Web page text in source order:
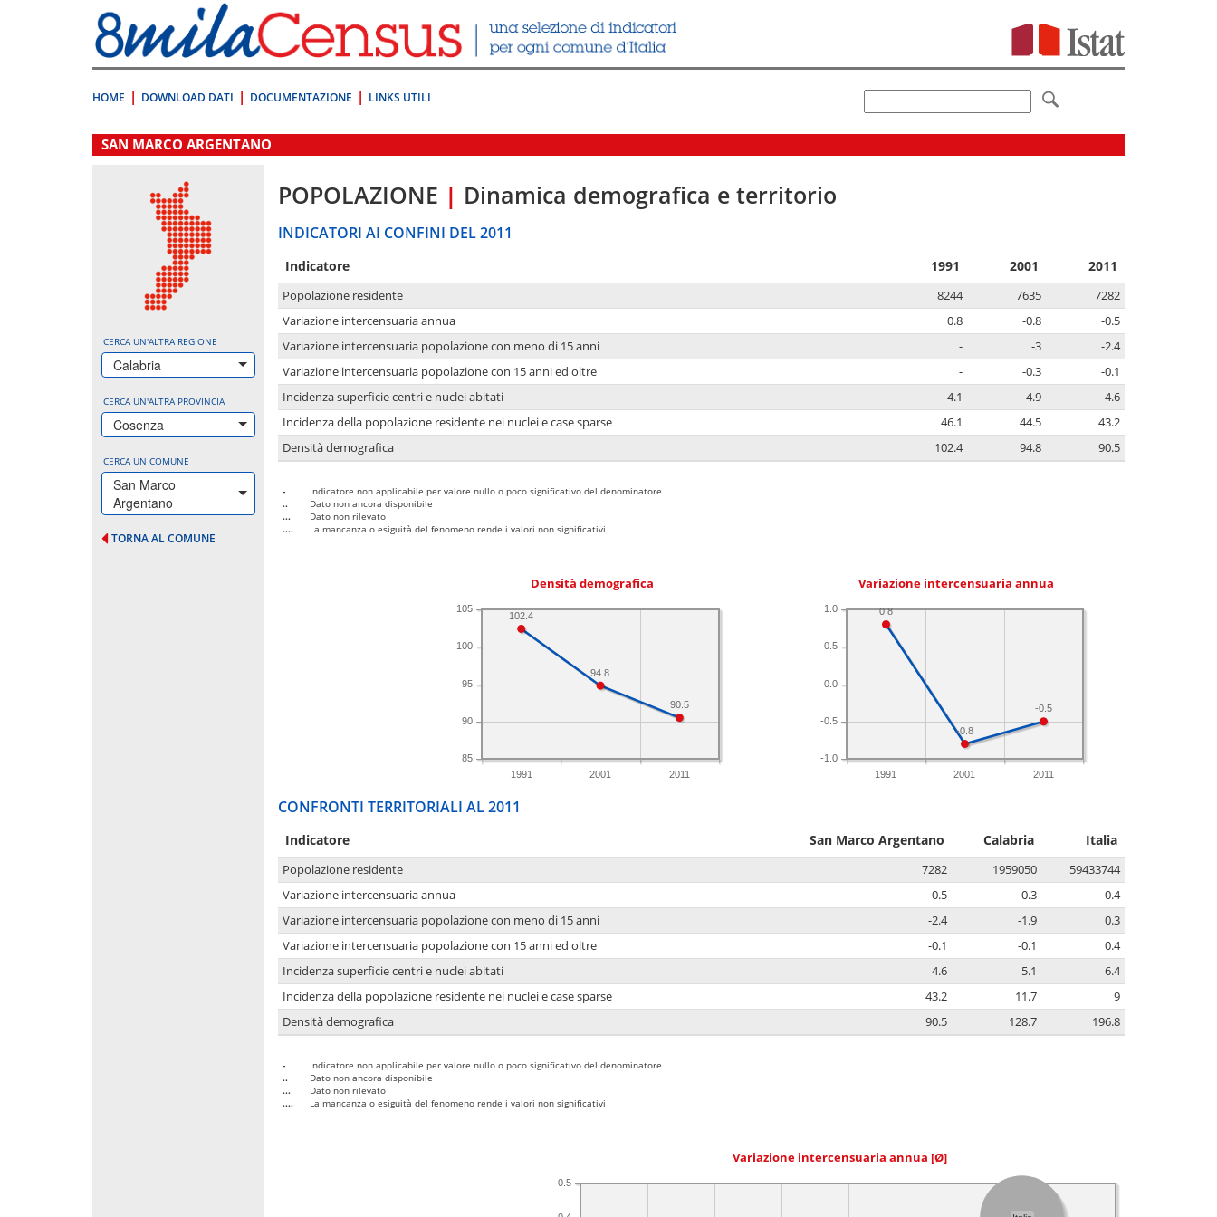
direttamente
a:
Contenuto
HOME DOWNLOAD DATI DOCUMENTAZIONE LINKS UTILI
.
SAN MARCO ARGENTANO
CERCA UN'ALTRA REGIONE
Calabria
CERCA UN'ALTRA PROVINCIA
Cosenza
CERCA UN COMUNE
San Marco
Argentano
TORNA AL COMUNE
POPOLAZIONE | Dinamica demografica e territorio
INDICATORI AI CONFINI DEL 2011
Indicatore 1991 2001 2011
Popolazione residente 8244 7635
7282
Variazione intercensuaria annua
0.8 -0.8
-0.5
Variazione intercensuaria popolazione con meno di 15 anni
- -3
-2.4
Variazione intercensuaria popolazione con 15 anni ed oltre
- -0.3
-0.1
Incidenza superficie centri e nuclei abitati
4.1 4.9
4.6
Incidenza della popolazione residente nei nuclei e case sparse
46.1 44.5
43.2
Densità demografica
102.4 94.8 90.5
-
Indicatore non applicabile per valore nullo o poco significativo del denominatore
..
Dato non ancora disponibile
...
Dato non rilevato
....
La mancanza o esiguità del fenomeno rende i valori non significativi
Densità demografica
1991 2001 2011
85
90
95
100
105
90.5
94.8
102.4
Variazione intercensuaria annua
1991 2001 2011
-1.0
-0.5
0.0
0.5
1.0
-0.5
-0.8
0.8
CONFRONTI TERRITORIALI AL 2011
Indicatore San Marco Argentano Calabria Italia
Popolazione residente 7282 1959050
59433744
Variazione intercensuaria annua
-0.5 -0.3
0.4
Variazione intercensuaria popolazione con meno di 15 anni
-2.4 -1.9
0.3
Variazione intercensuaria popolazione con 15 anni ed oltre
-0.1 -0.1
0.4
Incidenza superficie centri e nuclei abitati
4.6 5.1
6.4
Incidenza della popolazione residente nei nuclei e case sparse
43.2 11.7
9
Densità demografica
90.5 128.7 196.8
-
Indicatore non applicabile per valore nullo o poco significativo del denominatore
..
Dato non ancora disponibile
...
Dato non rilevato
....
La mancanza o esiguità del fenomeno rende i valori non significativi
Variazione intercensuaria annua [Ø]
0.5